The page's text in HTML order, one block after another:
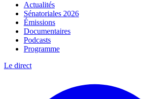
Actualités
Sénatoriales 2026
Émissions
Documentaires
Podcasts
Programme
Le direct